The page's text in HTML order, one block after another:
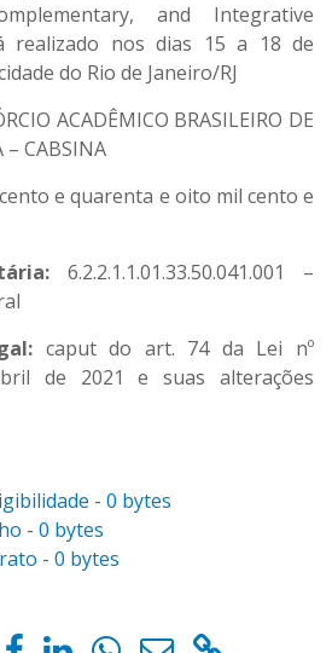
and Integrative
realizado nos dias 15 a 18 de
do Rio de Janeiro/RJ
ACADÊMICO BRASILEIRO DE
– CABSINA
e quarenta e oito mil cento e
6.2.2.1.1.01.33.50.041.001 –
caput do art. 74 da Lei nº
de 2021 e suas alterações
- 0 bytes
- 0 bytes
- 0 bytes